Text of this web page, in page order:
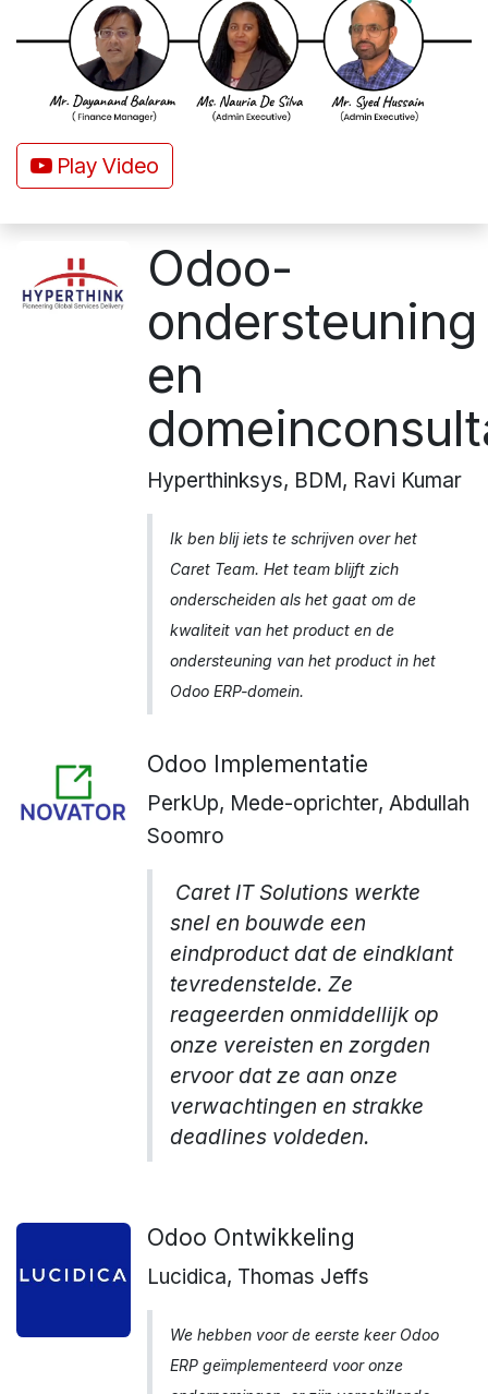
Play Video
Odoo-
ondersteuning
en
Hyperthinksys, BDM, Ravi Kumar
Ik ben blij iets te schrijven over het
Caret Team. Het team blijft zich
onderscheiden als het gaat om de
kwaliteit van het product en de
ondersteuning van het product in het
Odoo ERP-domein.
Odoo Implementatie
PerkUp, Mede-oprichter, Abdullah
Soomro
Caret IT Solutions werkte
snel en bouwde een
eindproduct dat de eindklant
tevredenstelde. Ze
reageerden onmiddellijk op
onze vereisten en zorgden
ervoor dat ze aan onze
verwachtingen en strakke
deadlines voldeden.
Odoo Ontwikkeling
Lucidica, Thomas Jeffs
We hebben voor de eerste keer Odoo
ERP geïmplementeerd voor onze